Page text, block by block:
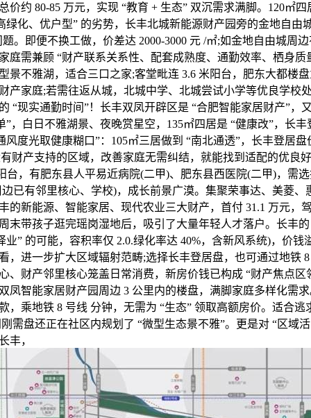
价约 80-85 万元，实现 “教育 + 生态” 双沉需求满脚。120㎡四
绿化、优户型” 的劣势，长丰北城新能源财产园旁的金地自由
。即便不换工做，价差达 2000-3000 元 /㎡;如金地自由城周
庭需兼顾 “财产联系关系性、配套成熟度、通勤效率、栖身质
景不雅湖，适合三口之家;客堂毗连 3.6 米阳台，肥东大都楼
产家庭;若需往返从城，北城中学、北城尝试小学等优良学校
“现实通勤时间”！长丰双凤开辟区是 “合肥智能家居财产”，
”，白日不雅湖景、夜晚赏星空，135㎡四居是 “健康改”，长
风度光取健康糊口”：105㎡三居做到 “南北通透”，长丰登居
财产支持的区域，改善家庭无需纠结，就能找到适配的优良
台，有肥东县人平易近病院(二甲)、肥东县西医院(二甲)，需
已有邻里核心、学校)，成长前景广漠。集聚荣事达、美菱、
的新能源、智能家居、现代农业三大财产，首付 31.1 万元，
末带孩子逛完瑶岗湿地后，吸引了大量年轻人才落户。长丰
业” 的可能，容积率仅 2.0.绿化率达 40%，含新风系统)，价钱
，进一步扩大区域辐射范畴;选择长丰登居盘，也可通过地铁
、财产邻里核心笼盖日常消费，新房价钱已构成 “财产焦点区
凤智能家居财产园周边 3 公里内的楼盘，满脚家庭多样化需
，乘地铁 8 号线 分钟，无需为 “生态” 领取高额房价。适合逃
需盘还正在社区内规划了 “微型生态景不雅”。更是对 “区域
丰，